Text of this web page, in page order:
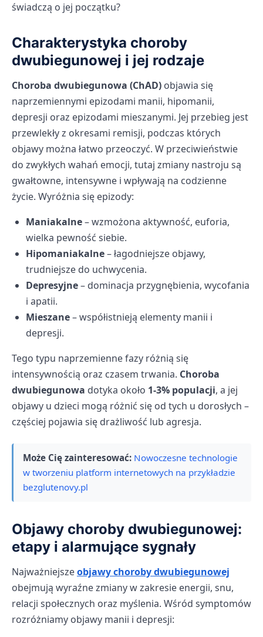
świadczą o jej początku?
Charakterystyka choroby
dwubiegunowej i jej rodzaje
Choroba dwubiegunowa (ChAD) objawia się
naprzemiennymi epizodami manii, hipomanii,
depresji oraz epizodami mieszanymi. Jej przebieg jest
przewlekły z okresami remisji, podczas których
objawy można łatwo przeoczyć. W przeciwieństwie
do zwykłych wahań emocji, tutaj zmiany nastroju są
gwałtowne, intensywne i wpływają na codzienne
życie. Wyróżnia się epizody:
Maniakalne– wzmożona aktywność, euforia,
wielka pewność siebie.
Hipomaniakalne– łagodniejsze objawy,
trudniejsze do uchwycenia.
Depresyjne– dominacja przygnębienia, wycofania
i apatii.
Mieszane– współistnieją elementy manii i
depresji.
Tego typu naprzemienne fazy różnią się
intensywnością oraz czasem trwania. Choroba
dwubiegunowa dotyka około 1-3% populacji, a jej
objawy u dzieci mogą różnić się od tych u dorosłych –
częściej pojawia się drażliwość lub agresja.
Może Cię zainteresować: Nowoczesne technologie
w tworzeniu platform internetowych na przykładzie
bezglutenovy.pl
Objawy choroby dwubiegunowej:
etapy i alarmujące sygnały
Najważniejszeobjawy choroby dwubiegunowej
obejmują wyraźne zmiany w zakresie energii, snu,
relacji społecznych oraz myślenia. Wśród symptomów
rozróżniamy objawy manii i depresji: